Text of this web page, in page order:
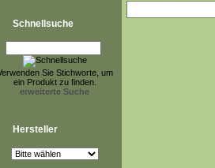
Schnellsuche
Sie Stichworte, um
ein Produkt zu finden.
erweiterte Suche
Hersteller